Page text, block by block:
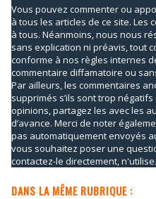
Vous pouvez commenter ou
à tous les articles de ce site. Les
à tous. Néanmoins, nous nous
sans explication ni préavis, tout
conforme à nos règles internes
commentaire diffamatoire ou
Par ailleurs, les commentaires
supprimés s’ils sont trop
opinions, partagez les avec les
d’avance. Merci de noter
pas automatiquement envoyés
vous souhaitez poser une
contactez-le directement,
DANS LA MÊME RUBRIQUE :